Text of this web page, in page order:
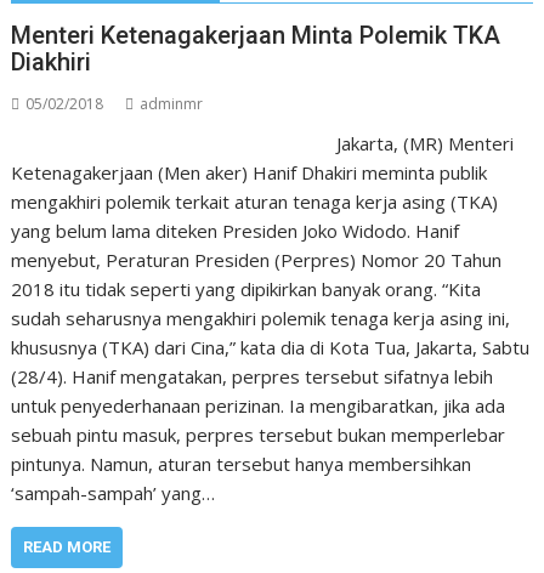
Menteri Ketenagakerjaan Minta Polemik TKA
Diakhiri
05/02/2018 adminmr
Jakarta, (MR) Menteri
Ketenagakerjaan (Men aker) Hanif Dhakiri meminta publik
mengakhiri polemik terkait aturan tenaga kerja asing (TKA)
yang belum lama diteken Presiden Joko Widodo. Hanif
menyebut, Peraturan Presiden (Perpres) Nomor 20 Tahun
2018 itu tidak seperti yang dipikirkan banyak orang. “Kita
sudah seharusnya mengakhiri polemik tenaga kerja asing ini,
khususnya (TKA) dari Cina,” kata dia di Kota Tua, Jakarta, Sabtu
(28/4). Hanif mengatakan, perpres tersebut sifatnya lebih
untuk penyederhanaan perizinan. Ia mengibaratkan, jika ada
sebuah pintu masuk, perpres tersebut bukan memperlebar
pintunya. Namun, aturan tersebut hanya membersihkan
‘sampah-sampah’ yang…
READ MORE